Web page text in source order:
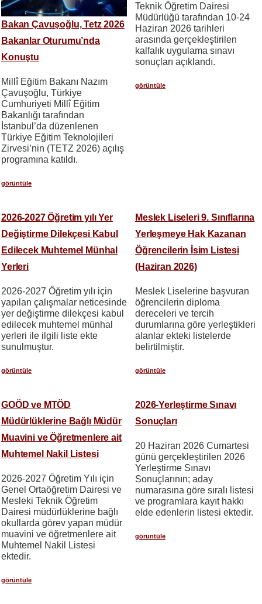
Bakan Çavuşoğlu, Tetz 2026
Bakanlar Oturumu’nda
Konuştu
Millî Eğitim Bakanı Nazım
Çavuşoğlu, Türkiye
Cumhuriyeti Millî Eğitim
Bakanlığı tarafından
İstanbul’da düzenlenen
Türkiye Eğitim Teknolojileri
Zirvesi’nin (TETZ 2026) açılış
programına katıldı.
görüntüle
Teknik Öğretim Dairesi
Müdürlüğü tarafından 10-24
Haziran 2026 tarihleri
arasında gerçekleştirilen
kalfalık uygulama sınavı
sonuçları açıklandı.
görüntüle
2026-2027 Öğretim yılı Yer
Değiştirme Dilekçesi Kabul
Edilecek Muhtemel Münhal
Yerleri
2026-2027 Öğretim yılı için
yapılan çalışmalar neticesinde
yer değiştirme dilekçesi kabul
edilecek muhtemel münhal
yerleri ile ilgili liste ekte
sunulmuştur.
görüntüle
Meslek Liseleri 9. Sınıflarına
Yerleşmeye Hak Kazanan
Öğrencilerin İsim Listesi
(Haziran 2026)
Meslek Liselerine başvuran
öğrencilerin diploma
dereceleri ve tercih
durumlarına göre yerleştikleri
alanlar ekteki listelerde
belirtilmiştir.
görüntüle
GOÖD ve MTÖD
Müdürlüklerine Bağlı Müdür
Muavini ve Öğretmenlere ait
Muhtemel Nakil Listesi
2026-2027 Öğretim Yılı için
Genel Ortaöğretim Dairesi ve
Mesleki Teknik Öğretim
Dairesi müdürlüklerine bağlı
okullarda görev yapan müdür
muavini ve öğretmenlere ait
Muhtemel Nakil Listesi
ektedir.
görüntüle
2026-Yerleştirme Sınavı
Sonuçları
20 Haziran 2026 Cumartesi
günü gerçekleştirilen 2026
Yerleştirme Sınavı
Sonuçlarının; aday
numarasına göre sıralı listesi
ve programlara kayıt hakkı
elde edenlerin listesi ektedir.
görüntüle